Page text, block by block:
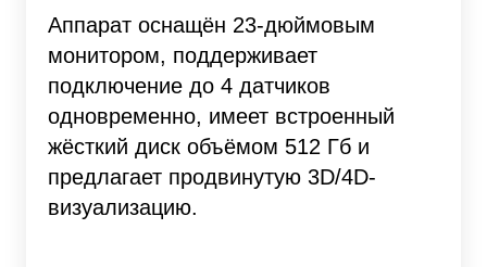
Аппарат оснащён 23-дюймовым
монитором, поддерживает
подключение до 4 датчиков
одновременно, имеет встроенный
жёсткий диск объёмом 512 Гб и
предлагает продвинутую 3D/4D-
визуализацию.